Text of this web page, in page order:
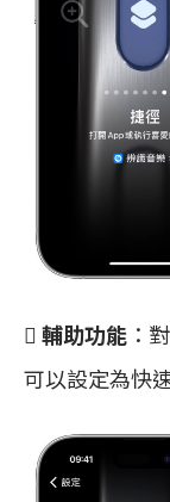
 輔助功能 ：
可以設定為快